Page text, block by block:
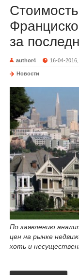
за
author4 16-04-
Новости
По заявлению
цен на рынке
хоть и